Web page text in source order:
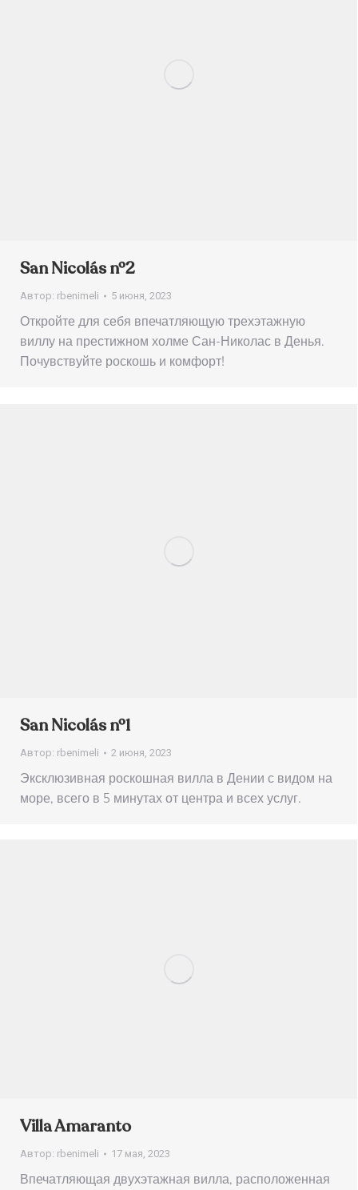
San Nicolás nº2
Автор: rbenimeli 5 июня, 2023
Откройте для себя впечатляющую трехэтажную
виллу на престижном холме Сан-Николас в Денья.
Почувствуйте роскошь и комфорт!
San Nicolás nº1
Автор: rbenimeli 2 июня, 2023
Эксклюзивная роскошная вилла в Дении с видом на
море, всего в 5 минутах от центра и всех услуг.
Villa Amaranto
Автор: rbenimeli 17 мая, 2023
Впечатляющая двухэтажная вилла, расположенная